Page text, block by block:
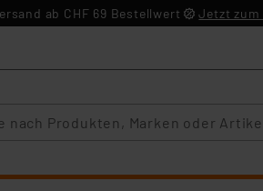
ab CHF 69 Bestellwert Jetzt zum